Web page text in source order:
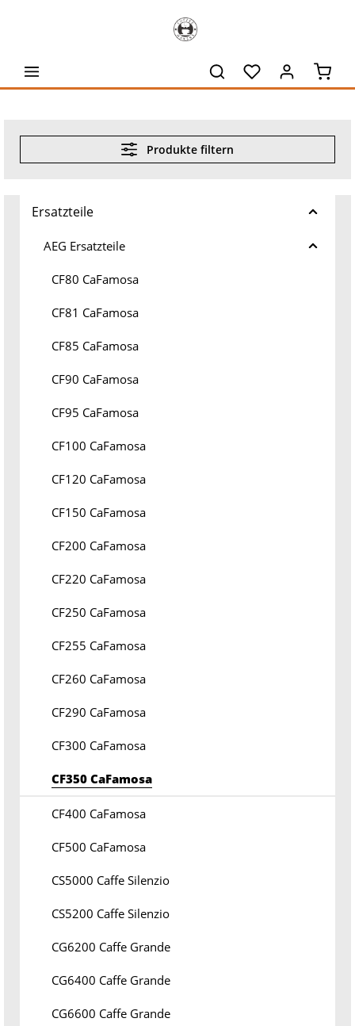
Produkte filtern
Ersatzteile
AEG Ersatzteile
CF80 CaFamosa
CF81 CaFamosa
CF85 CaFamosa
CF90 CaFamosa
CF95 CaFamosa
CF100 CaFamosa
CF120 CaFamosa
CF150 CaFamosa
CF200 CaFamosa
CF220 CaFamosa
CF250 CaFamosa
CF255 CaFamosa
CF260 CaFamosa
CF290 CaFamosa
CF300 CaFamosa
CF350 CaFamosa
CF400 CaFamosa
CF500 CaFamosa
CS5000 Caffe Silenzio
CS5200 Caffe Silenzio
CG6200 Caffe Grande
CG6400 Caffe Grande
CG6600 Caffe Grande